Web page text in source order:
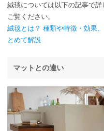
絨毯については以下の記事で
ご覧ください。
絨毯とは？ 種類や特徴・効果
とめて解説
マットとの違い